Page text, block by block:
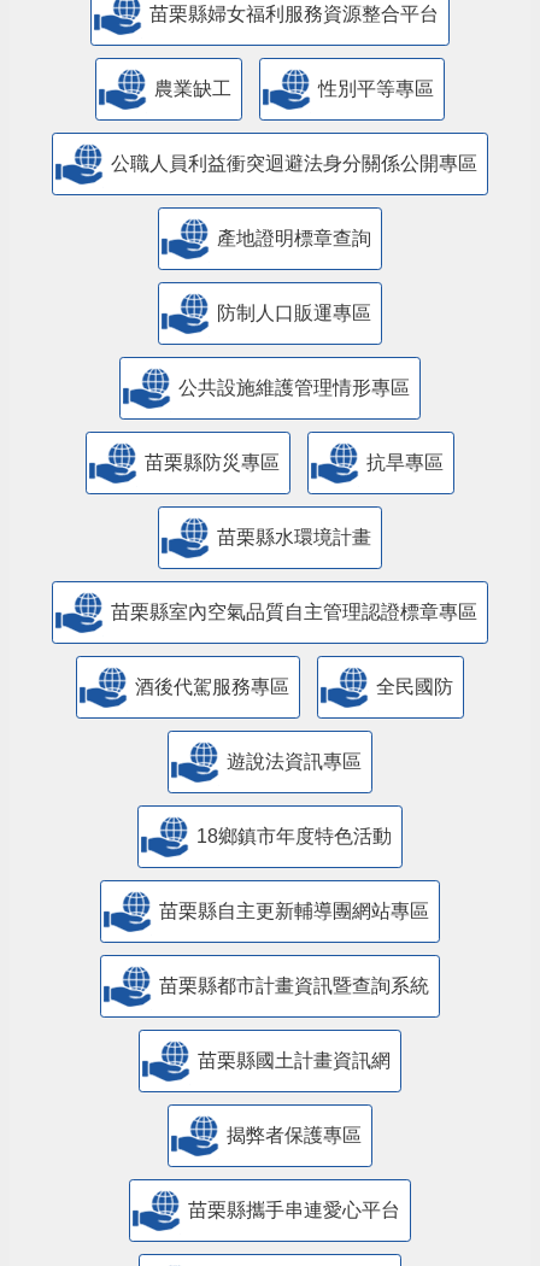
苗栗縣婦女福利服務資源整合平台
農業缺工 性別平等專區
公職人員利益衝突迴避法身分關係公開專區
產地證明標章查詢
防制人口販運專區
​公共設施維護管理情形專區
苗栗縣防災專區 抗旱專區
苗栗縣水環境計畫
苗栗縣室內空氣品質自主管理認證標章專區
酒後代駕服務專區 全民國防
遊說法資訊專區
18鄉鎮市年度特色活動
苗栗縣自主更新輔導團網站專區
苗栗縣都市計畫資訊暨查詢系統
苗栗縣國土計畫資訊網
揭弊者保護專區
苗栗縣攜手串連愛心平台